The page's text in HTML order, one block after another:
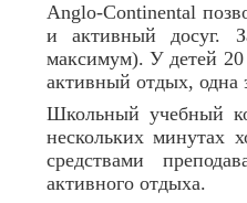
Anglo-Continental
и активный досуг.
максимум). У детей 20
активный отдых, одна
Школьный учебный
нескольких минутах
средствами
активного отдыха.